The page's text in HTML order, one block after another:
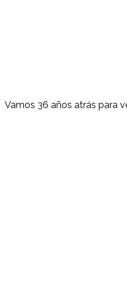
Vamos 36 años atrás para